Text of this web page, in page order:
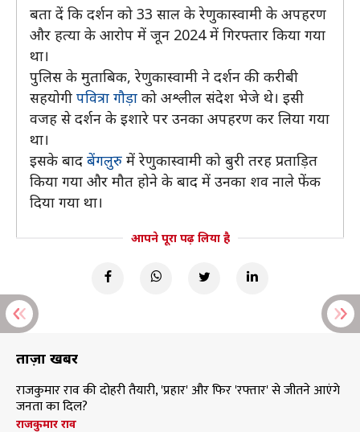
बता दें कि दर्शन को 33 साल के रेणुकास्वामी के अपहरण
और हत्या के आरोप में जून 2024 में गिरफ्तार किया गया
था।
पुलिस के मुताबिक, रेणुकास्वामी ने दर्शन की करीबी
सहयोगी पवित्रा गौड़ा को अश्लील संदेश भेजे थे। इसी
वजह से दर्शन के इशारे पर उनका अपहरण कर लिया गया
था।
इसके बाद बेंगलुरु में रेणुकास्वामी को बुरी तरह प्रताड़ित
किया गया और मौत होने के बाद में उनका शव नाले फेंक
दिया गया था।
आपने पूरा पढ़ लिया है
ताज़ा खबरें
राजकुमार राव की दोहरी तैयारी, 'प्रहार' और फिर 'रफ्तार' से जीतने आएंगे
जनता का दिल?
राजकुमार राव